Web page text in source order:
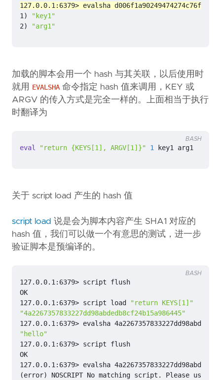
127.0.0.1:6379> evalsha
1)
"key1"
2) "arg1"
加载的脚本会用一个 hash 与其关联，以后使用时
就用 EVALSHA 命令指定 hash 值来调用，KEY 或
ARGV 的传入方式是完全一样的。上面相当于执行
时翻译为
eval "return {KEYS[1], ARGV[1]}" 1 key1 arg1
BASH
关于 script load 产生的 hash 值
script load 说是会为脚本内容产生 SHA1 对应的
hash 值，我们可以做一个有意思的测试，进一步
验证脚本是预编译的。
127.0.0.1:6379> script load
"return KEYS[1]"
"4a2267357833227dd98abdedb8cf24b15a986445"
127.0.0.1:6379> evalsha
"hello"
127.0.0.1:6379> evalsha
(error)
BASH